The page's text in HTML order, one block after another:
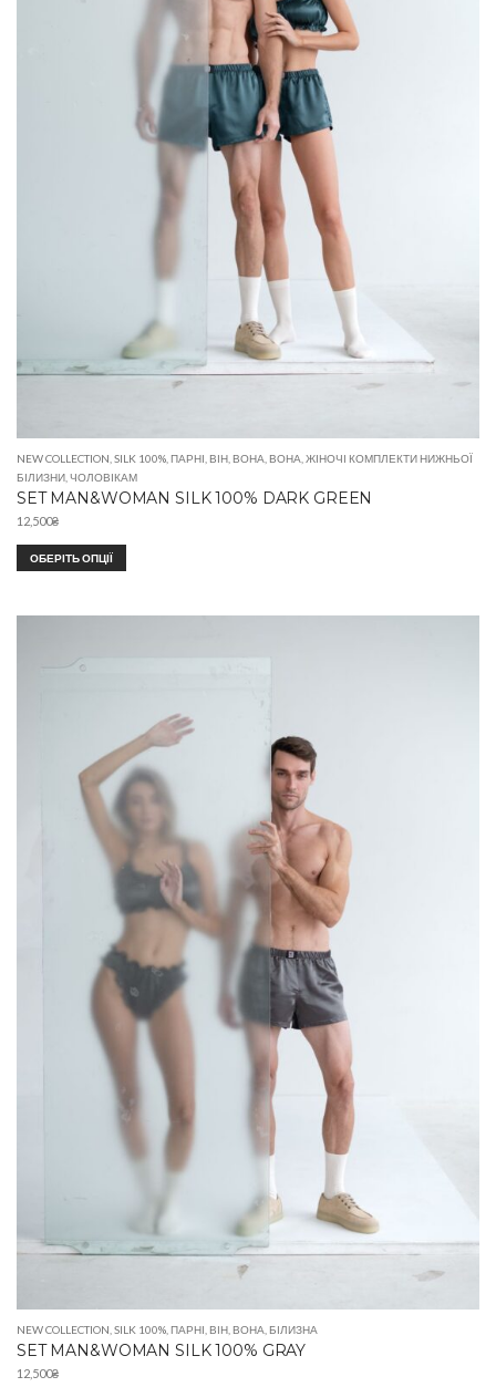
NEW COLLECTION SILK 100% ПАРНІ ВІН ВОНА ВОНА ЖІНОЧІ КОМПЛЕКТИ НИЖНЬОЇ
БІЛИЗНИ ЧОЛОВІКАМ
SET MAN&WOMAN SILK 100% DARK GREEN
12,500₴
ОБЕРІТЬ ОПЦІЇ
NEW COLLECTION SILK 100% ПАРНІ ВІН ВОНА БІЛИЗНА
SET MAN&WOMAN SILK 100% GRAY
12,500₴